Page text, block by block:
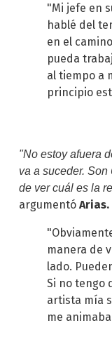
"Mi jefe en
hablé del
en el
pueda
al tiempo a
principio
"No estoy afuera
va a suceder.
de ver cuál es la
argumentó Arias.
manera de
lado.
Si no tengo
artista mía
me